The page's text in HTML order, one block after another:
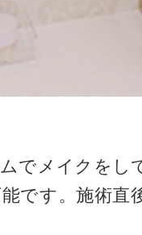
でメイクをし
です。施術直